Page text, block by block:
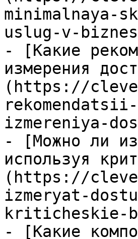
minimalnaya-
uslug-v-
- [Какие
измерения
(https://
izmereniya-
- [Можно ли
используя
(https://
izmeryat-
kriticheskie-
- [Какие